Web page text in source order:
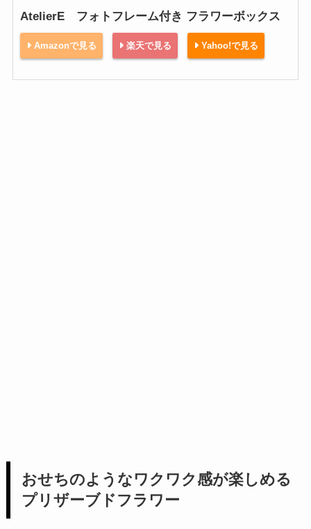
AtelierE フォトフレーム付き フラワーボックス
Amazonで見る 楽天で見る Yahoo!で見る
おせちのようなワクワク感が楽しめる
プリザーブドフラワー